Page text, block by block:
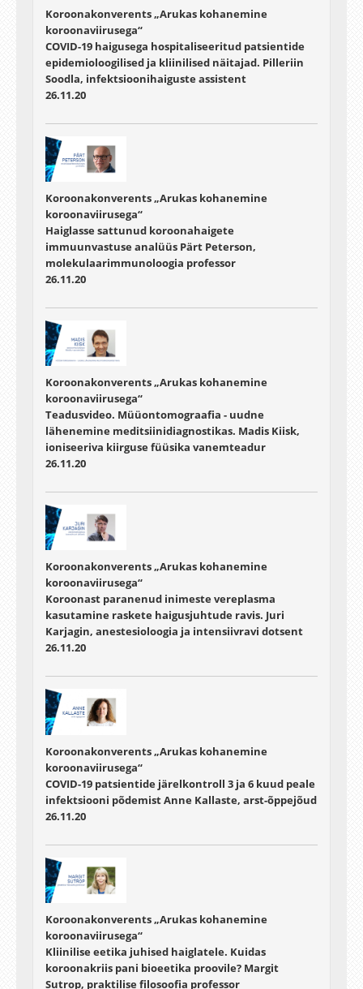
Koroonakonverents „Arukas kohanemine
koroonaviirusega“
COVID-19 haigusega hospitaliseeritud patsientide
epidemioloogilised ja kliinilised näitajad. Pilleriin
Soodla, infektsioonihaiguste assistent
26.11.20
Koroonakonverents „Arukas kohanemine
koroonaviirusega“
Haiglasse sattunud koroonahaigete
immuunvastuse analüüs Pärt Peterson,
molekulaarimmunoloogia professor
26.11.20
Koroonakonverents „Arukas kohanemine
koroonaviirusega“
Teadusvideo. Müüontomograafia - uudne
lähenemine meditsiinidiagnostikas. Madis Kiisk,
ioniseeriva kiirguse füüsika vanemteadur
26.11.20
Koroonakonverents „Arukas kohanemine
koroonaviirusega“
Koroonast paranenud inimeste vereplasma
kasutamine raskete haigusjuhtude ravis. Juri
Karjagin, anestesioloogia ja intensiivravi dotsent
26.11.20
Koroonakonverents „Arukas kohanemine
koroonaviirusega“
COVID-19 patsientide järelkontroll 3 ja 6 kuud peale
infektsiooni põdemist Anne Kallaste, arst-õppejõud
26.11.20
Koroonakonverents „Arukas kohanemine
koroonaviirusega“
Kliinilise eetika juhised haiglatele. Kuidas
koroonakriis pani bioeetika proovile? Margit
Sutrop, praktilise filosoofia professor